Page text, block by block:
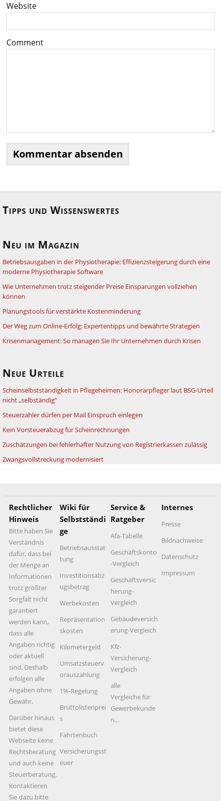
Website
Comment
Tipps und Wissenswertes
Neu im Magazin
Betriebsausgaben in der Physiotherapie: Effizienzsteigerung durch eine
moderne Physiotherapie Software
Wie Unternehmen trotz steigender Preise Einsparungen vollziehen
können
Planungstools für verstärkte Kostenminderung
Der Weg zum Online-Erfolg: Expertentipps und bewährte Strategien
Krisenmanagement: So managen Sie Ihr Unternehmen durch Krisen
Neue Urteile
Scheinselbstständigkeit in Pflegeheimen: Honorarpfleger laut BSG-Urteil
nicht „selbständig“
Steuerzahler dürfen per Mail Einspruch einlegen
Kein Vorsteuerabzug für Scheinrechnungen
Zuschätzungen bei fehlerhafter Nutzung von Registrierkassen zulässig
Zwangsvollstreckung modernisiert
Rechtlicher
Hinweis
Bitte haben Sie
Verständnis
dafür, dass bei
der Menge an
Informationen
trotz größter
Sorgfalt nicht
garantiert
werden kann,
dass alle
Angaben richtig
oder aktuell
sind. Deshalb
erfolgen alle
Angaben ohne
Gewähr.
Darüber hinaus
bietet diese
Webseite keine
Rechtsberatung
und auch keine
Steuerberatung.
Kontaktieren
Sie dazu bitte
Wiki für
Selbstständi
ge
Betriebsausstat
tung
Investitionsabz
ugsbetrag
Werbekosten
Repräsentation
skosten
Kilometergeld
Umsatzsteuerv
orauszahlung
1%-Regelung
Bruttolistenprei
s
Fahrtenbuch
Versicherungsst
euer
Service &
Ratgeber
Afa-Tabelle
Geschäftskonto
-Vergleich
Geschäftsversic
herung-
Vergleich
Gebäudeversich
erung-Vergleich
Kfz-
Versicherung-
Vergleich
alle
Vergleiche für
Gewerbekunde
n…
Internes
Presse
Bildnachweise
Datenschutz
Impressum